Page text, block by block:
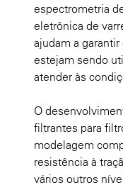
espectrometria
eletrônica de
ajudam a
estejam sendo
atender às
O
filtrantes para
modelagem
resistência à
vários outros